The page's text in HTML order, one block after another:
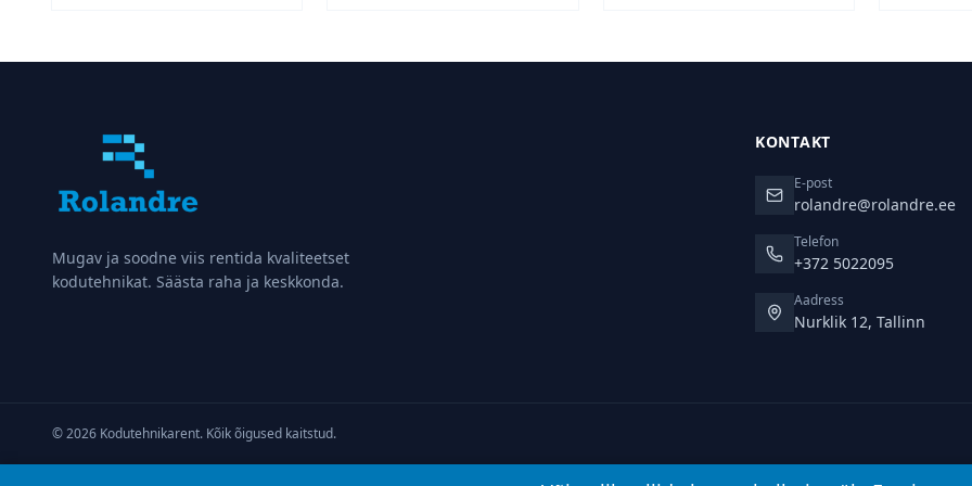
Mugav ja soodne viis rentida kvaliteetset
kodutehnikat. Säästa raha ja keskkonda.
KONTAKT
E-post
rolandre@rolandre.ee
Telefon
+372 5022095
Aadress
Nurklik 12, Tallinn
© 2026 Kodutehnikarent. Kõik õigused kaitstud.